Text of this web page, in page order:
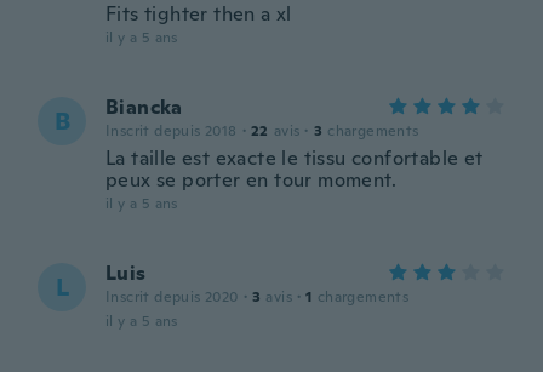
Fits tighter then a xl
il y a 5 ans
B Biancka
Inscrit depuis 2018 · 22 avis · 3 chargements
La taille est exacte le tissu confortable et
peux se porter en tour moment.
il y a 5 ans
L Luis
Inscrit depuis 2020 · 3 avis · 1 chargements
il y a 5 ans